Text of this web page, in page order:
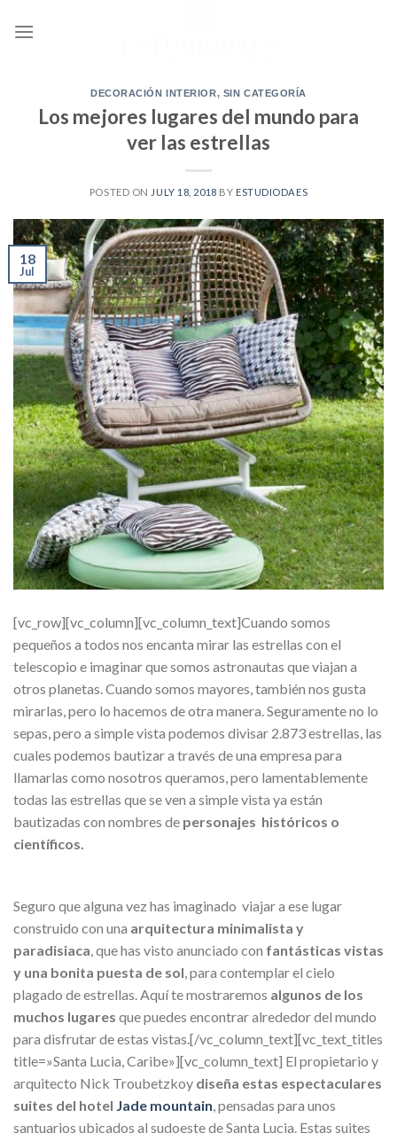
DECORACIÓN INTERIOR, SIN CATEGORÍA
Los mejores lugares del mundo para
ver las estrellas
POSTED ON JULY 18, 2018 BY ESTUDIODAES
18
Jul
[vc_row][vc_column][vc_column_text]Cuando somos
pequeños a todos nos encanta mirar las estrellas con el
telescopio e imaginar que somos astronautas que viajan a
otros planetas. Cuando somos mayores, también nos gusta
mirarlas, pero lo hacemos de otra manera. Seguramente no lo
sepas, pero a simple vista podemos divisar 2.873 estrellas, las
cuales podemos bautizar a través de una empresa para
llamarlas como nosotros queramos, pero lamentablemente
todas las estrellas que se ven a simple vista ya están
bautizadas con nombres de personajes históricos o
científicos.
Seguro que alguna vez has imaginado viajar a ese lugar
construido con una arquitectura minimalista y
paradisiaca, que has visto anunciado con fantásticas vistas
y una bonita puesta de sol, para contemplar el cielo
plagado de estrellas. Aquí te mostraremos algunos de los
muchos lugares que puedes encontrar alrededor del mundo
para disfrutar de estas vistas.[/vc_column_text][vc_text_titles
title=»Santa Lucia, Caribe»][vc_column_text] El propietario y
arquitecto Nick Troubetzkoy diseña estas espectaculares
suites del hotel Jade mountain, pensadas para unos
santuarios ubicados al sudoeste de Santa Lucia. Estas suites